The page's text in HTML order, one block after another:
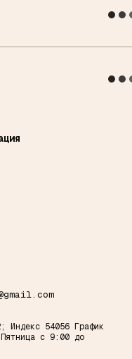
Индекс 54056 График
с 9:00 до